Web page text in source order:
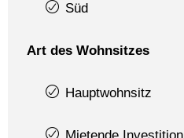
Süd
Art des Wohnsitzes
Hauptwohnsitz